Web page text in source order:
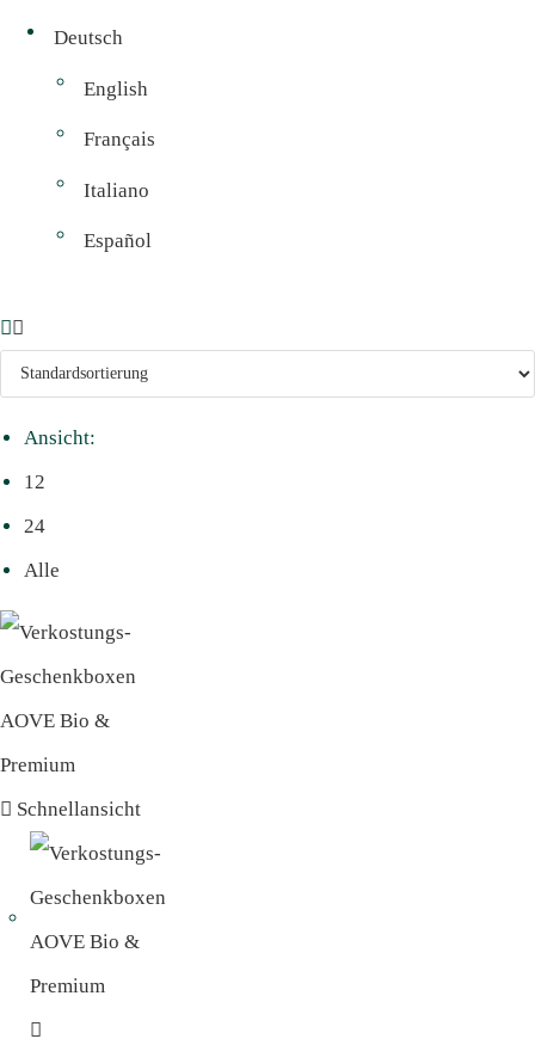
Deutsch
English
Français
Italiano
Español
Ansicht:
12
24
Alle
Schnellansicht